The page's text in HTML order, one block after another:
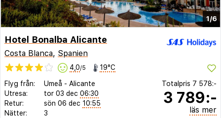
1/6
Hotel Bonalba Alicante
Costa Blanca, Spanien
4,0/5 19°C
Flyg från: Umeå - Alicante
Utresa:
tor 03 dec 06:30
Retur:
sön 06 dec 10:55
Nätter:
3
Totalpris 7 578:-
3 789:-
läs mer